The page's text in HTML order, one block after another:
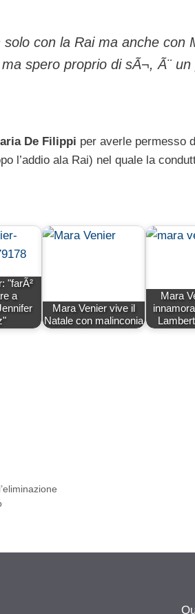
con la Rai ma anche con
spero proprio di sÃ¬, Ã¨
De Filippi per averle permesso
l’addio ala Rai) nel quale la
"farÃ²
a
Mara Venier vive il
Natale con malinconia
Mara